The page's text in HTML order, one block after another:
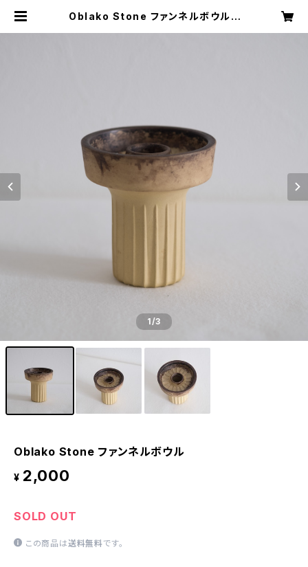
Oblako Stone ファンネルボウル |
1/3
Oblako Stone ファンネルボウル
¥ 2,000
SOLD OUT
この商品は送料無料です。